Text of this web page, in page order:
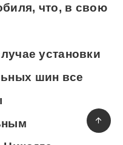
что, в свою
установки
шин все